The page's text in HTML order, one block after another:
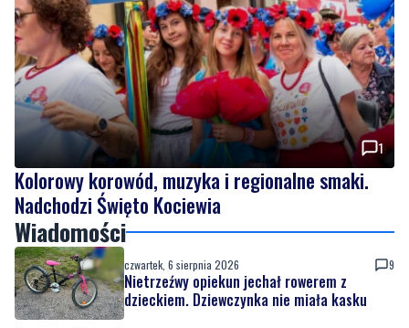
1
Kolorowy korowód, muzyka i regionalne smaki.
Nadchodzi Święto Kociewia
Wiadomości
czwartek, 6 sierpnia 2026
Nietrzeźwy opiekun jechał rowerem z
dzieckiem. Dziewczynka nie miała kasku
czwartek, 6 sierpnia 2026
Weekend pełen atrakcji w powiecie